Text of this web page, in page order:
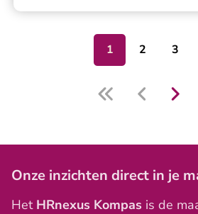
1 2 3
Onze inzichten direct in je
Het HRnexus Kompas is de